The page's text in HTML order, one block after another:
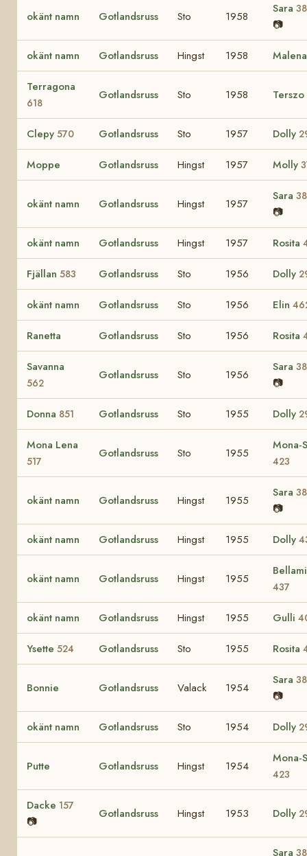
okänt namn Gotlandsruss Sto 1958
Sara
📷
okänt namn Gotlandsruss Hingst 1958
Terragona
618
Gotlandsruss Sto 1958 Terszo
Clepy 570 Gotlandsruss Sto 1957 Dolly
Moppe Gotlandsruss Hingst 1957 Molly
okänt namn Gotlandsruss Hingst 1957
Sara
📷
okänt namn Gotlandsruss Hingst 1957 Rosita
Fjällan 583 Gotlandsruss Sto 1956 Dolly
okänt namn Gotlandsruss Sto 1956 Elin
Ranetta Gotlandsruss Sto 1956 Rosita
Savanna
562
Gotlandsruss Sto 1956
Sara
📷
Donna 851 Gotlandsruss Sto 1955 Dolly
Mona Lena
517
Gotlandsruss Sto 1955
Mona-
423
okänt namn Gotlandsruss Hingst 1955
Sara
📷
okänt namn Gotlandsruss Hingst 1955 Dolly
okänt namn Gotlandsruss Hingst 1955
Bellami
437
okänt namn Gotlandsruss Hingst 1955 Gulli
Ysette 524 Gotlandsruss Sto 1955 Rosita
Bonnie Gotlandsruss Valack 1954
Sara
📷
okänt namn Gotlandsruss Sto 1954 Dolly
Putte Gotlandsruss Hingst 1954
Mona-
423
Dacke 157
📷
Gotlandsruss Hingst 1953 Dolly
Sara